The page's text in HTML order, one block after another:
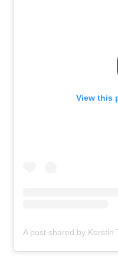
View this